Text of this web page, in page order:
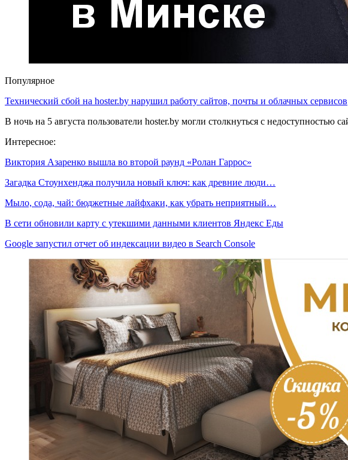
Популярное
Технический сбой на hoster.by нарушил работу сайтов, почты и облачных сервисов
В ночь на 5 августа пользователи hoster.by могли столкнуться с недоступностью
Интересное:
Виктория Азаренко вышла во второй раунд «Ролан Гаррос»
Загадка Стоунхенджа получила новый ключ: как древние люди…
Мыло, сода, чай: бюджетные лайфхаки, как убрать неприятный…
В сети обновили карту с утекшими данными клиентов Яндекс Еды
Google запустил отчет об индексации видео в Search Console